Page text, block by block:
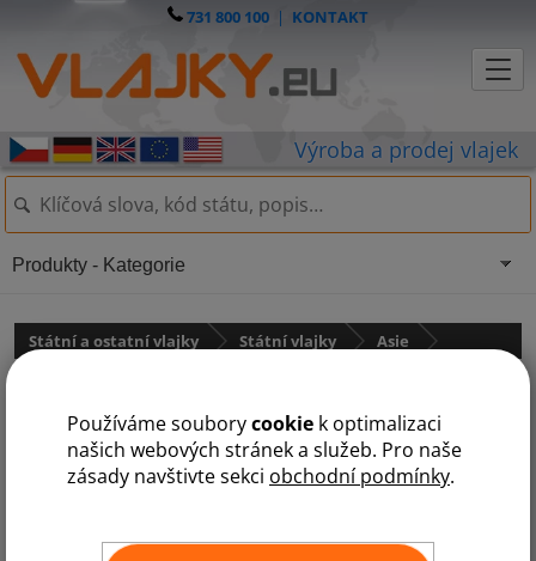
Používáme souborycookie k optimalizaci
našich webových stránek a služeb. Pro naše
zásady navštivte sekci obchodní podmínky.
731 800 100 | KONTAKT
Státní a ostatní vlajky Státní vlajky Asie
Produkty - Kategorie